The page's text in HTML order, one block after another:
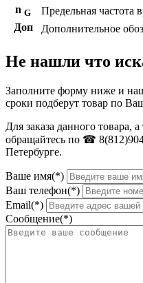
n G
Предельная частота
Доп
Дополнительное
Не нашли что
Заполните форму ниже и
сроки подберут товар по
Для заказа данного
обращайтесь по ☎
Петербурге.
Ваше имя(*)
Ваш телефон(*)
Email(*)
Сообщение(*)